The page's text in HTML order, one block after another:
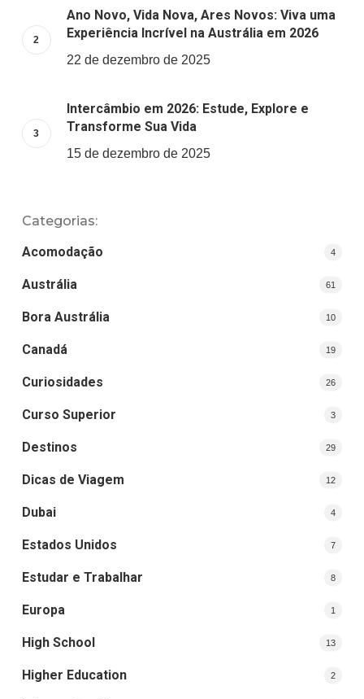
Ano Novo, Vida Nova, Ares Novos: Viva uma
Experiência Incrível na Austrália em 2026
22 de dezembro de 2025
Intercâmbio em 2026: Estude, Explore e
Transforme Sua Vida
15 de dezembro de 2025
Categorias:
Acomodação
4
Austrália 61
Bora Austrália 10
Canadá 19
Curiosidades 26
Curso Superior 3
Destinos 29
Dicas de Viagem 12
Dubai 4
Estados Unidos 7
Estudar e Trabalhar 8
Europa 1
High School 13
Higher Education 2